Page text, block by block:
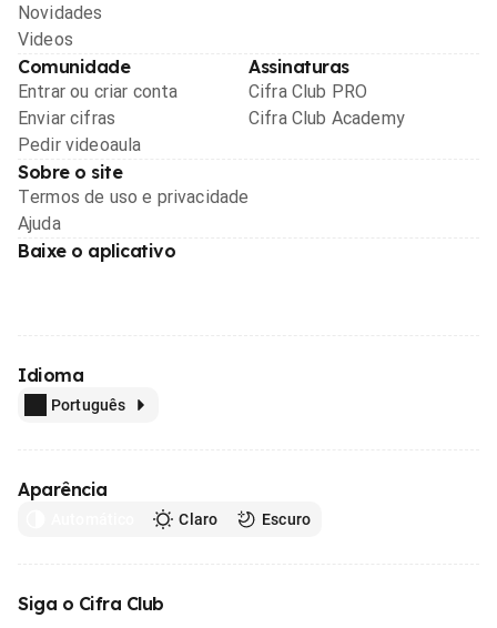
Novidades
Videos
Comunidade
Entrar ou criar conta
Enviar cifras
Pedir videoaula
Assinaturas
Cifra Club PRO
Cifra Club Academy
Sobre o site
Termos de uso e privacidade
Ajuda
Baixe o aplicativo
Idioma
Português
Aparência
Claro Escuro
Siga o Cifra Club